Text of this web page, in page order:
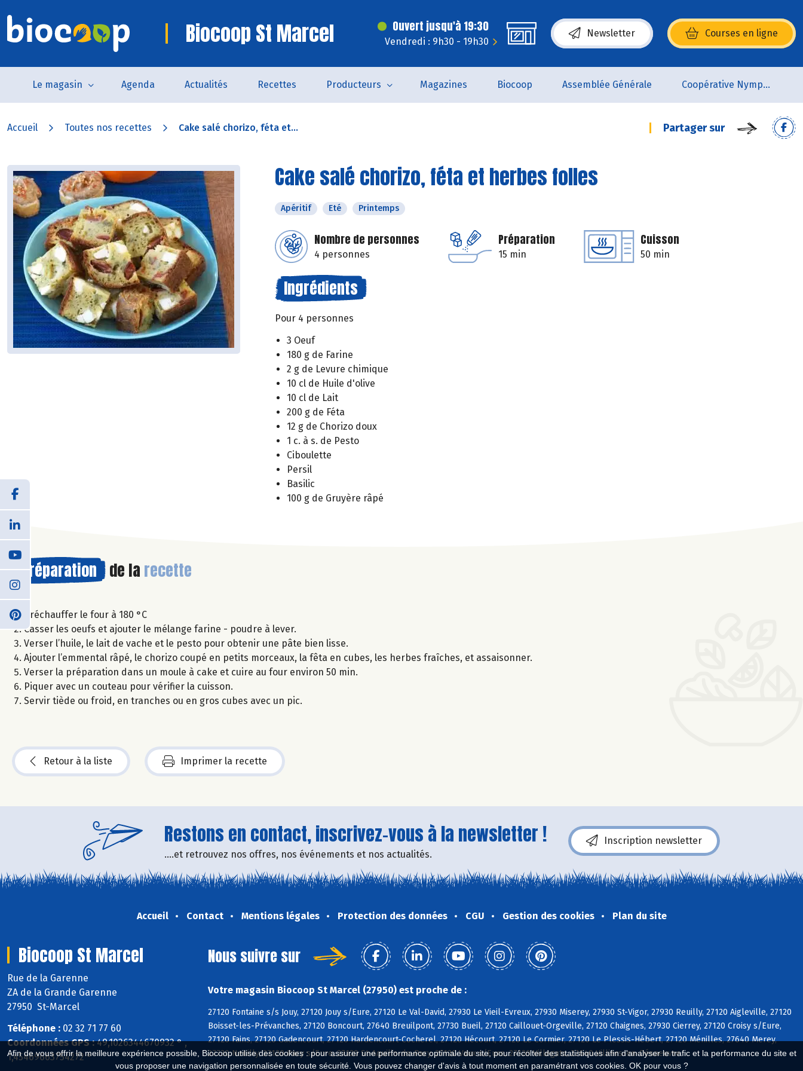
Afin de vous offrir la meilleure expérience possible, Biocoop utilise des cookies : pour assurer une performance optimale du site, pour récolter des statistiques afin d'analyser le trafic et la performance du site et
vous proposer une navigation personnalisée en toute sécurité. Vous pouvez changer d'avis à tout moment en paramétrant vos cookies. OK pour vous ?
Biocoop St Marcel Ouvert jusqu'à 19:30
Vendredi : 9h30 - 19h30
Newsletter Courses en ligne
(s’ouvre dans une nouvelle fenêtre)
Le magasin Agenda Actualités Recettes Producteurs Magazines Biocoop Assemblée Générale Coopérative Nymphéa
Accueil Toutes nos recettes Cake salé chorizo, féta et... Partager sur
Cake salé chorizo, féta et herbes folles
Apéritif Eté Printemps
Nombre de personnes
4 personnes
Préparation
15 min
Cuisson
50 min
Ingrédients
Pour 4 personnes
3 Oeuf
180 g de Farine
2 g de Levure chimique
10 cl de Huile d'olive
10 cl de Lait
200 g de Féta
12 g de Chorizo doux
1 c. à s. de Pesto
Ciboulette
Persil
Basilic
100 g de Gruyère râpé
Préparation de la recette
Préchauffer le four à 180 °C
Casser les oeufs et ajouter le mélange farine - poudre à lever.
Verser l’huile, le lait de vache et le pesto pour obtenir une pâte bien lisse.
Ajouter l’emmental râpé, le chorizo coupé en petits morceaux, la fêta en cubes, les herbes fraîches, et assaisonner.
Verser la préparation dans un moule à cake et cuire au four environ 50 min.
Piquer avec un couteau pour vérifier la cuisson.
Servir tiède ou froid, en tranches ou en gros cubes avec un pic.
Retour à la liste Imprimer la recette
Restons en contact, inscrivez-vous à la newsletter !
....et retrouvez nos offres, nos événements et nos actualités.
Inscription newsletter
Accueil Contact Mentions légales Protection des données CGU Gestion des cookies Plan du site
Biocoop St Marcel
Rue de la Garenne
ZA de la Grande Garenne
27950 St-Marcel
Téléphone : 02 32 71 77 60
Coordonnées GPS :49,1026344670932 ° ,
1,45469663754272 °
Nous suivre sur
Votre magasin Biocoop St Marcel (27950) est proche de :
27120 Fontaine s/s Jouy, 27120 Jouy s/Eure, 27120 Le Val-David, 27930 Le Vieil-Evreux, 27930 Miserey, 27930 St-Vigor, 27930 Reuilly, 27120 Aigleville, 27120
Boisset-les-Prévanches, 27120 Boncourt, 27640 Breuilpont, 27730 Bueil, 27120 Caillouet-Orgeville, 27120 Chaignes, 27930 Cierrey, 27120 Croisy s/Eure,
27120 Fains, 27120 Gadencourt, 27120 Hardencourt-Cocherel, 27120 Hécourt, 27120 Le Cormier, 27120 Le Plessis-Hébert, 27120 Ménilles, 27640 Merey,
27730 Neuilly, 27120 Pacy s/Eure, 27120 St-Aquilin-de-Pacy, 27120 Vaux s/Eure, 27120 Villegats, 27640 Villiers-en-Désoeuvre